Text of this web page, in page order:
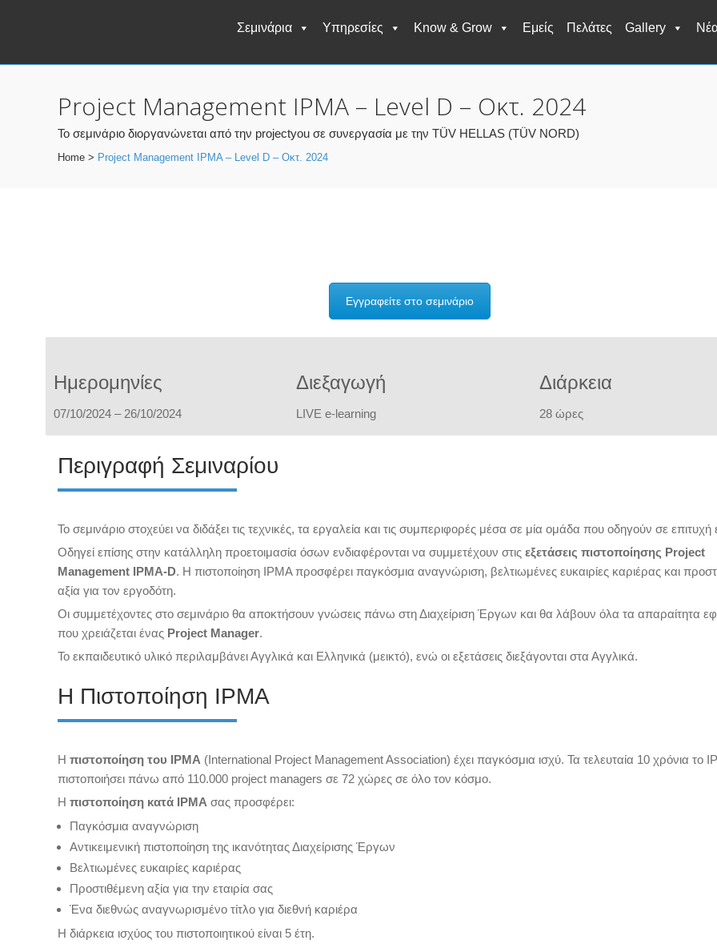
Σεμινάρια Υπηρεσίες Know & Grow Εμείς Πελάτες Gallery
Project Management IPMA – Level D – Οκτ. 2024
Το σεμινάριο διοργανώνεται από την projectyou σε συνεργασία με την TÜV HELLAS (TÜV NORD)
Home > Project Management IPMA – Level D – Οκτ. 2024
Εγγραφείτε στο σεμινάριο
Ημερομηνίες
07/10/2024 – 26/10/2024
Διεξαγωγή
L IVE e-learning
Διάρκεια
28 ώρες
Περιγραφή Σεμιναρίου
Το σεμινάριο στοχεύει να διδάξει τις τεχνικές, τα εργαλεία και τις συμπεριφορές μέσα σε μία ομάδα που οδηγούν σε επιτυχή
Οδηγεί επίσης στην κατάλληλη προετοιμασία όσων ενδιαφέρονται να συμμετέχουν στις εξετάσεις πιστοποίησης Project
Management ΙPMA-D. Η πιστοποίηση IPMA προσφέρει παγκόσμια αναγνώριση, βελτιωμένες ευκαιρίες καριέρας και
αξία για τον εργοδότη.
Οι συμμετέχοντες στο σεμινάριο θα αποκτήσουν γνώσεις πάνω στη Διαχείριση Έργων και θα λάβουν όλα τα απαραίτητα
που χρειάζεται ένας Project Manager.
Το εκπαιδευτικό υλικό περιλαμβάνει Αγγλικά και Ελληνικά (μεικτό), ενώ οι εξετάσεις διεξάγονται στα Αγγλικά.
Η Πιστοποίηση IPMA
Η πιστοποίηση του IPMA (International Project Management Association) έχει παγκόσμια ισχύ. Τα τελευταία 10 χρόνια το
πιστοποιήσει πάνω από 110.000 project managers σε 72 χώρες σε όλο τον κόσμο.
Η πιστοποίηση κατά IPMA σας προσφέρει:
Παγκόσμια αναγνώριση
Αντικειμενική πιστοποίηση της ικανότητας Διαχείρισης Έργων
Βελτιωμένες ευκαιρίες καριέρας
Προστιθέμενη αξία για την εταιρία σας
Ένα διεθνώς αναγνωρισμένο τίτλο για διεθνή καριέρα
Η διάρκεια ισχύος του πιστοποιητικού είναι 5 έτη.